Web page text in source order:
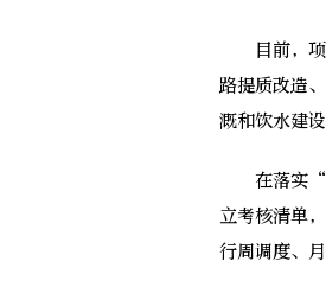
目前，项
路提质改造
溉和饮水建
在落实“四
立考核清单
行周调度、